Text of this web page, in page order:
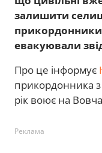
залишити
евакуювали
Про це інформує
прикордонника
рік воює на
Реклама